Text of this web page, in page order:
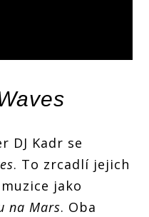
DJ Kadr se
. To zrcadlí jejich
jako
na Mars. Oba